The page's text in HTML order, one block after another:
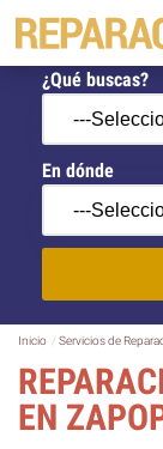
¿Qué buscas?
En dónde
Inicio Servicios de
EN